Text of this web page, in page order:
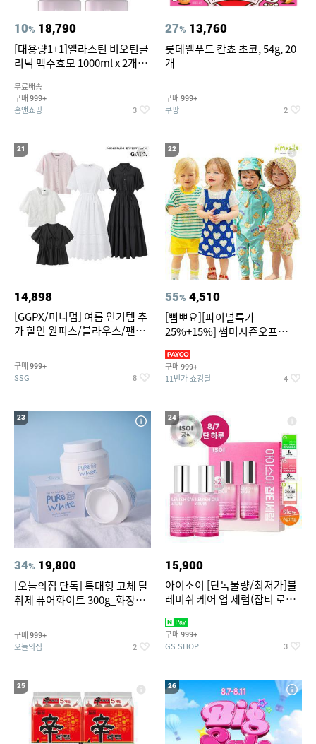
10% 18,790
[대용량1+1]엘라스틴 비오틴클
리닉 맥주효모 1000ml x 2개
무료배송
구매 999+
홈앤쇼핑 3
27% 13,760
롯데웰푸드 칸쵸 초코, 54g, 20
개
구매 999+
쿠팡 2
21
14,898
[GGPX/미니멈] 여름 인기템 추
가 할인 원피스/블라우스/팬츠
구매 999+
SSG 8
22
55% 4,510
[삠뽀요][파이널특가
25%+15%] 썸머시즌오프
영복/티셔츠/
구매 999+
11번가 쇼킹딜 4
23
34% 19,800
[오늘의집 단독] 특대형 고체 탈
취제 퓨어화이트 300g_화장실
구매 999+
오늘의집 2
24
15,900
아이소이 [단독물량/최저가]블
레미쉬 케어 업 세럼(잡티 로즈
2027-04-24)
구매 999+
GS SHOP 3
25 26